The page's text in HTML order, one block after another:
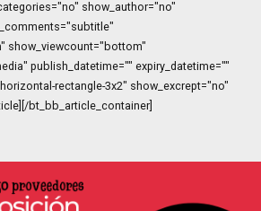
show_author="no"
show_viewcount="bottom"
publish_datetime="" expiry_datetime=""
rectangle-3x2" show_excrept="no"
bt_bb_article_container]